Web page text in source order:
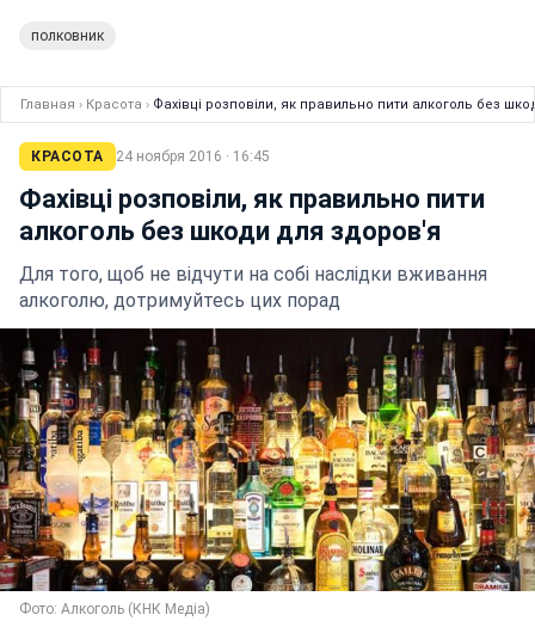
полковник
Главная › Красота › Фахівці розповіли, як правильно пити алкоголь без
КРАСОТА 24 ноября 2016 · 16:45
Фахівці розповіли, як правильно пити
алкоголь без шкоди для здоров'я
Для того, щоб не відчути на собі наслідки вживання
алкоголю, дотримуйтесь цих порад
Фото: Алкоголь (КНК Медіа)